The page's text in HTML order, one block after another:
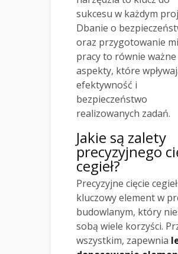
sukcesu w każdym
Dbanie o
oraz przygotowanie
pracy to równie ważne
aspekty, które
efektywność i
bezpieczeństwo
realizowanych zadań.
Jakie są zalety
precyzyjnego
cegieł?
Precyzyjne cięcie
kluczowy element w
budowlanym, który
sobą wiele korzyści.
wszystkim, zapewnia